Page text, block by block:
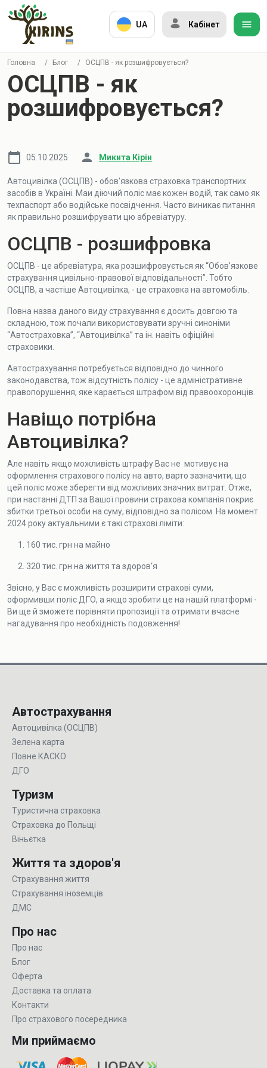
UA Кабінет
Головна / Блог / ОСЦПВ - як розшифровується?
ОСЦПВ - як
розшифровується?
05.10.2025 Микита Кірін
Автоцивілка (ОСЦПВ) - обов'язкова страховка транспортних
засобів в Україні. Маи діючий поліс має кожен водій, так само як
техпаспорт або водійське посвідчення. Часто виникає питання
як правильно розшифрувати цю абревіатуру.
ОСЦПВ - розшифровка
ОСЦПВ - це абревіатура, яка розшифровується як “Обов’язкове
страхування цивільно-правової відповідальності”. Тобто
ОСЦПВ, а частіше Автоцивілка, - це страховка на автомобіль.
Повна назва даного виду страхування є досить довгою та
складною, тож почали використовувати зручні синоніми
“Автостраховка”, “Автоцивілка” та ін. навіть офіційні
страховики.
Автострахування потребується відповідно до чинного
законодавства, тож відсутність полісу - це адміністративне
правопорушення, яке карається штрафом від правоохоронців.
Навіщо потрібна
Автоцивілка?
Але навіть якщо можливість штрафу Вас не мотивує на
оформлення страхового полісу на авто, варто зазначити, що
цей поліс може зберегти від можливих значних витрат. Отже,
при настанні ДТП за Вашої провини страхова компанія покриє
збитки третьої особи на суму, відповідно за полісом. На момент
2024 року актуальними є такі страхові ліміти:
160 тис. грн на майно
320 тис. грн на життя та здоров‘я
Звісно, у Вас є можливість розширити страхові суми,
оформивши поліс ДГО, а якщо зробити це на нашій платформі -
Ви ще й зможете порівняти пропозиції та отримати вчасне
нагадування про необхідність подовження!
Автострахування
Автоцивілка (ОСЦПВ)
Зелена карта
Повне КАСКО
ДГО
Туризм
Туристична страховка
Страховка до Польщі
Віньєтка
Життя та здоров'я
Страхування життя
Страхування іноземців
ДМС
Про нас
Про нас
Блог
Оферта
Доставка та оплата
Контакти
Про страхового посередника
Ми приймаємо